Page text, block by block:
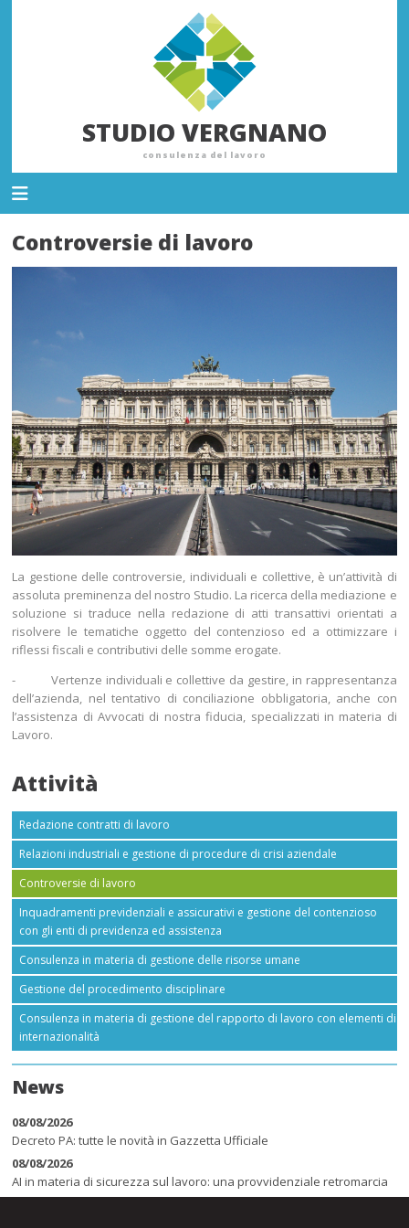
STUDIO VERGNANO
consulenza del lavoro
Controversie di lavoro
La gestione delle controversie, individuali e collettive, è un’attività di
assoluta preminenza del nostro Studio. La ricerca della mediazione e
soluzione si traduce nella redazione di atti transattivi orientati a
risolvere le tematiche oggetto del contenzioso ed a ottimizzare i
riflessi fiscali e contributivi delle somme erogate.
- Vertenze individuali e collettive da gestire, in rappresentanza
dell’azienda, nel tentativo di conciliazione obbligatoria, anche con
l’assistenza di Avvocati di nostra fiducia, specializzati in materia di
Lavoro.
Attività
Redazione contratti di lavoro
Relazioni industriali e gestione di procedure di crisi aziendale
Controversie di lavoro
Inquadramenti previdenziali e assicurativi e gestione del contenzioso
con gli enti di previdenza ed assistenza
Consulenza in materia di gestione delle risorse umane
Gestione del procedimento disciplinare
Consulenza in materia di gestione del rapporto di lavoro con elementi di
internazionalità
News
08/08/2026
Decreto PA: tutte le novità in Gazzetta Ufficiale
08/08/2026
AI in materia di sicurezza sul lavoro: una provvidenziale retromarcia